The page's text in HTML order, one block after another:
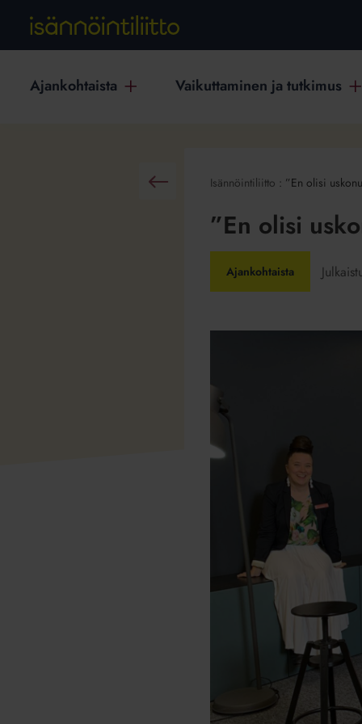
Ajankohtaista Vaikuttaminen ja tutkimus
Takaisin Isännöintiliitto : ”En olisi
”En olisi
Ajankohtaista